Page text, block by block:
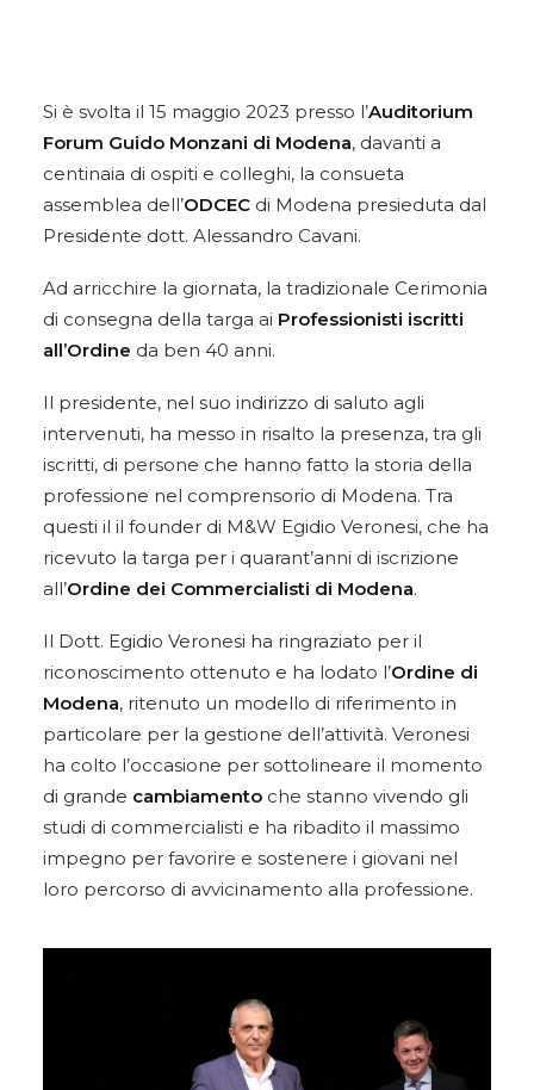
Si è svolta il 15 maggio 2023 presso l’Auditorium
Forum Guido Monzani di Modena, davanti a
centinaia di ospiti e colleghi, la consueta
assemblea dell’ODCEC di Modena presieduta dal
Presidente dott. Alessandro Cavani.
Ad arricchire la giornata, la tradizionale Cerimonia
di consegna della targa ai Professionisti iscritti
all’Ordine da ben 40 anni.
Il presidente, nel suo indirizzo di saluto agli
intervenuti, ha messo in risalto la presenza, tra gli
iscritti, di persone che hanno fatto la storia della
professione nel comprensorio di Modena. Tra
questi il il founder di M&W Egidio Veronesi, che ha
ricevuto la targa per i quarant’anni di iscrizione
all’Ordine dei Commercialisti di Modena.
Il Dott. Egidio Veronesi ha ringraziato per il
riconoscimento ottenuto e ha lodato l’Ordine di
Modena, ritenuto un modello di riferimento in
particolare per la gestione dell’attività. Veronesi
ha colto l’occasione per sottolineare il momento
di grande cambiamento che stanno vivendo gli
studi di commercialisti e ha ribadito il massimo
impegno per favorire e sostenere i giovani nel
loro percorso di avvicinamento alla professione.